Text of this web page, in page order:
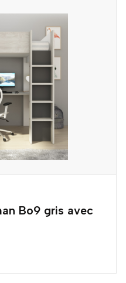
Bo9 gris avec